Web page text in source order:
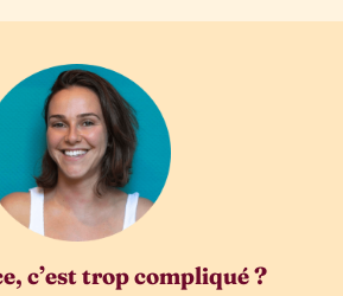
c’est trop compliqué ?